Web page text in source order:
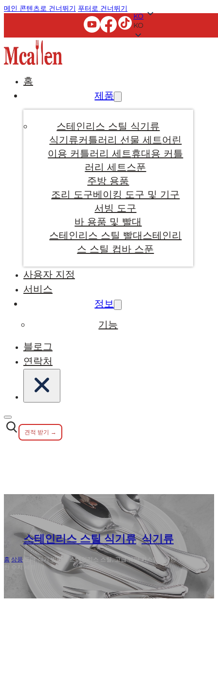
메인 콘텐츠로 건너뛰기 푸터로 건너뛰기
KO
KO
홈
제품
스테인리스 스틸 식기류
식기류커틀러리 선물 세트어린
이용 커틀러리 세트휴대용 커틀
러리 세트스푼
주방 용품
조리 도구베이킹 도구 및 기구
서빙 도구
바 용품 및 빨대
스테인리스 스틸 빨대 스테인리
스 스틸 컵바 스푼
사용자 지정
서비스
정보
기능
블로그
연락처
견적 받기 →
스테인리스 스틸 식기류,식기류
홈/상품/ 도매 식기 빈티지 스테인리스 스틸, 고급 웨딩 커스텀을위한 우아
한 수저 세트